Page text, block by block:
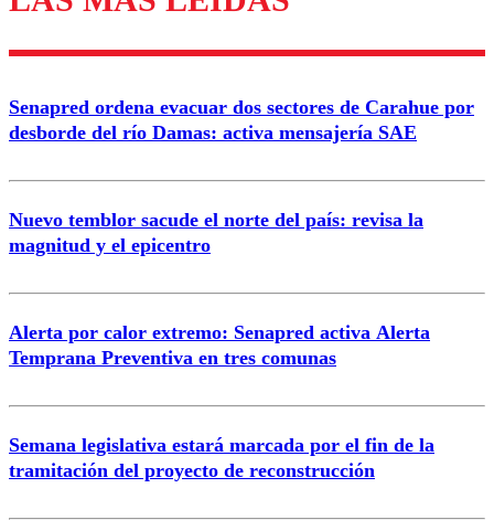
Enviar comentario
Senapred ordena evacuar dos sectores de Carahue por
desborde del río Damas: activa mensajería SAE
Nuevo temblor sacude el norte del país: revisa la
magnitud y el epicentro
Alerta por calor extremo: Senapred activa Alerta
Temprana Preventiva en tres comunas
Semana legislativa estará marcada por el fin de la
tramitación del proyecto de reconstrucción